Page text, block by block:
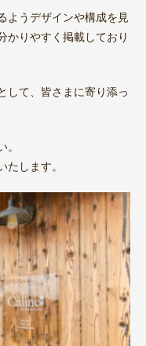
ようデザインや構成を見
かりやすく掲載しており
して、皆さまに寄り添っ
。
たします。